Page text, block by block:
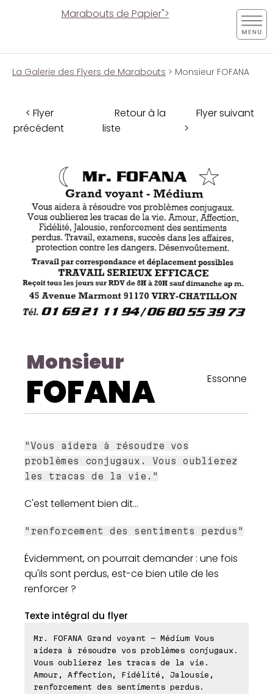
Marabouts de Papier">
La Galerie des Flyers de Marabouts > Monsieur FOFANA
< Flyer
précédent
Retour à la
liste
Flyer suivant
>
Monsieur
FOFANA Essonne
"Vous aidera à résoudre vos
problèmes conjugaux. Vous oublierez
les tracas de la vie."
C'est tellement bien dit...
"renforcement des sentiments perdus"
Évidemment, on pourrait demander : une fois
qu'ils sont perdus, est-ce bien utile de les
renforcer ?
Texte intégral du flyer
Mr. FOFANA Grand voyant - Médium Vous
aidera à résoudre vos problèmes conjugaux.
Vous oublierez les tracas de la vie.
Amour, Affection, Fidélité, Jalousie,
renforcement des sentiments perdus.